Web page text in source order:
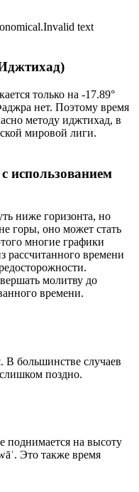
text
только на -17.89°
нет. Поэтому время
методу иджтихад, в
мировой лиги.
использованием
ниже горизонта, но
горы, оно может стать
многие графики
времени
молитву до
времени.
В большинстве случаев
поздно.
поднимается на высоту
Это также время